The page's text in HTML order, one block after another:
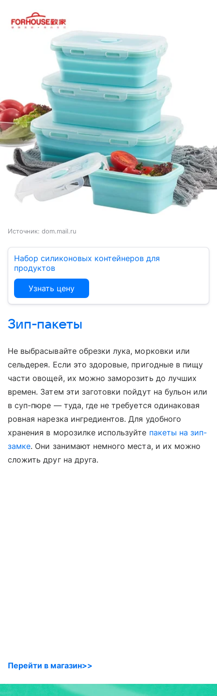
Источник: dom.mail.ru
Набор силиконовых контейнеров для
продуктов
Узнать цену
Зип-пакеты
Не выбрасывайте обрезки лука, морковки или
сельдерея. Если это здоровые, пригодные в пищу
части овощей, их можно заморозить до лучших
времен. Затем эти заготовки пойдут на бульон или
в суп-пюре — туда, где не требуется одинаковая
ровная нарезка ингредиентов. Для удобного
хранения в морозилке используйте пакеты на зип-
замке. Они занимают немного места, и их можно
сложить друг на друга.
Перейти в магазин>>